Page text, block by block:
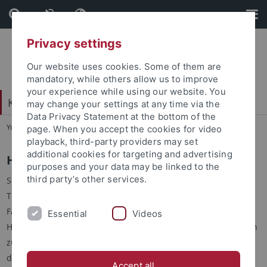
Skip
to
content
Skip
to
footer
Katholisch-Theologische Fakultät
You are here: Startseite ... Habilitation
Habilitation
Sie sind promovierte katholische Theologin oder promovierter
Theologe? Sie möchten sich für eine der theologische
Fachdisziplinen habilitieren? Wir würden uns freuen, Sie als
Habilitandin oder Habilitanden an unserer Fakuzltät begrüßen
zu dürfen. Nehmen Sie für Informationen bitte Kontakt mit
dem Dekanat
Privacy settings
Our website uses cookies. Some of them are
mandatory, while others allow us to improve
your experience while using our website. You
may change your settings at any time via the
Data Privacy Statement at the bottom of the
page. When you accept the cookies for video
playback, third-party providers may set
additional cookies for targeting and advertising
purposes and your data may be linked to the
third party’s other services.
Essential Videos